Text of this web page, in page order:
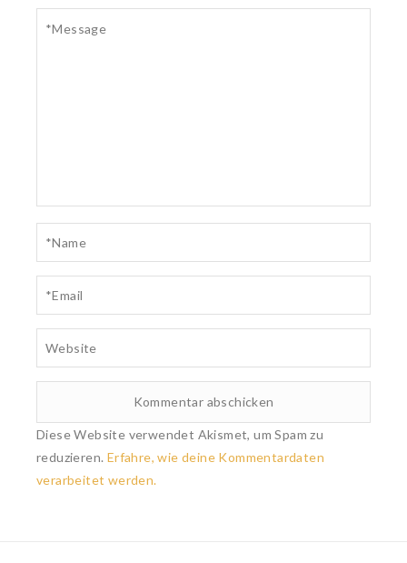
Diese Website verwendet Akismet, um Spam zu
reduzieren. Erfahre, wie deine Kommentardaten
verarbeitet werden.